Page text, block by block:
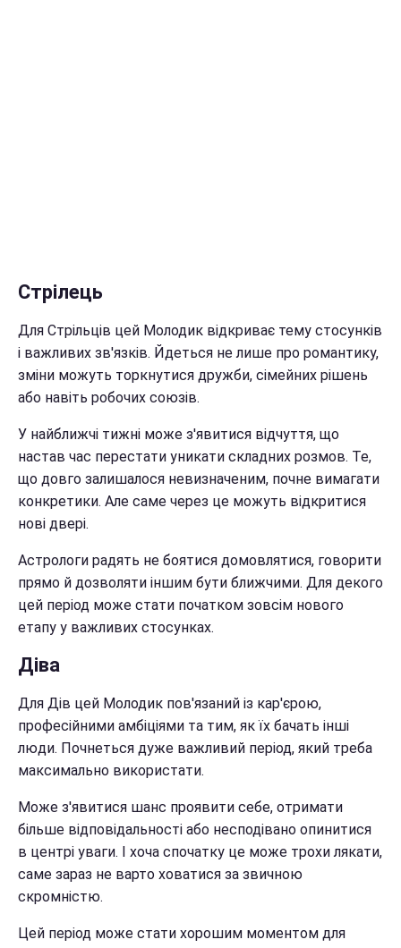
Стрілець
Для Стрільців цей Молодик відкриває тему стосунків
і важливих зв'язків. Йдеться не лише про романтику,
зміни можуть торкнутися дружби, сімейних рішень
або навіть робочих союзів.
У найближчі тижні може з'явитися відчуття, що
настав час перестати уникати складних розмов. Те,
що довго залишалося невизначеним, почне вимагати
конкретики. Але саме через це можуть відкритися
нові двері.
Астрологи радять не боятися домовлятися, говорити
прямо й дозволяти іншим бути ближчими. Для декого
цей період може стати початком зовсім нового
етапу у важливих стосунках.
Діва
Для Дів цей Молодик пов'язаний із кар'єрою,
професійними амбіціями та тим, як їх бачать інші
люди. Почнеться дуже важливий період, який треба
максимально використати.
Може з'явитися шанс проявити себе, отримати
більше відповідальності або несподівано опинитися
в центрі уваги. І хоча спочатку це може трохи лякати,
саме зараз не варто ховатися за звичною
скромністю.
Цей період може стати хорошим моментом для